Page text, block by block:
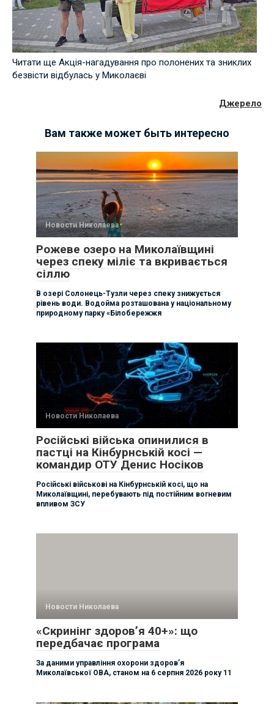
Читати ще Акція-нагадування про полонених та зниклих
безвісти відбулась у Миколаєві
Джерело
Вам также может быть интересно
Новости Николаева
Рожеве озеро на Миколаївщині
через спеку міліє та вкривається
сіллю
В озері Солонець-Тузли через спеку знижується
рівень води. Водойма розташована у національному
природному парку «Білобережжя
Новости Николаева
Російські війська опинилися в
пастці на Кінбурнській косі —
командир ОТУ Денис Носіков
Російські військові на Кінбурнській косі, що на
Миколаївщині, перебувають під постійним вогневим
впливом ЗСУ
Новости Николаева
«Скринінг здоров’я 40+»: що
передбачає програма
За даними управління охорони здоровʼя
Миколаївської ОВА, станом на 6 серпня 2026 року 11